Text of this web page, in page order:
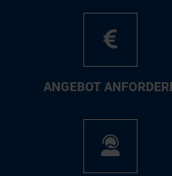
AN­GE­BOT